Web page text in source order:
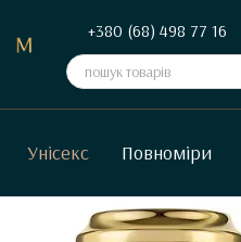
+380 (68) 498 77 16
Унісекс Повноміри